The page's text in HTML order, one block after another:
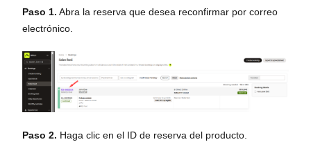
Paso 1. Abra la reserva que desea reconfirmar por correo
electrónico.
Paso 2. Haga clic en el ID de reserva del producto.